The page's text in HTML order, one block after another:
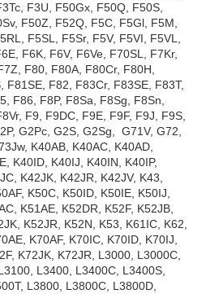
F3U, F50Gx, F50Q, F50S,
F50Z, F52Q, F5C, F5Gl, F5M,
F5SL, F5Sr, F5V, F5VI, F5VL,
F6K, F6V, F6Ve, F70SL, F7Kr,
F80, F80A, F80Cr, F80H,
F81SE, F82, F83Cr, F83SE, F83T,
F86, F8P, F8Sa, F8Sg, F8Sn,
F9, F9DC, F9E, F9F, F9J, F9S,
G2Pc, G2S, G2Sg, G71V, G72,
K40AB, K40AC, K40AD,
K40ID, K40IJ, K40IN, K40IP,
K42JK, K42JR, K42JV, K43,
K50C, K50ID, K50IE, K50IJ,
K51AE, K52DR, K52F, K52JB,
K52JR, K52N, K53, K61IC, K62,
K70AF, K70IC, K70ID, K70IJ,
K72JK, K72JR, L3000, L3000C,
L3400, L3400C, L3400S,
L3800, L3800C, L3800D,